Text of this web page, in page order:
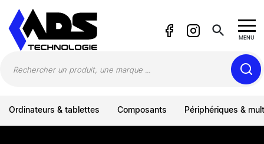
search MENU
Ordinateurs & tablettes Composants Périphériques &